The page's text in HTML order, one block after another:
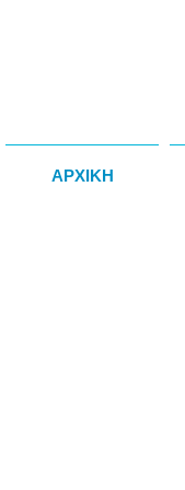
ΑΡΧΙΚΗ